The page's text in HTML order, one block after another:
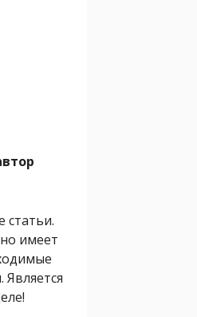
статьи.
имеет